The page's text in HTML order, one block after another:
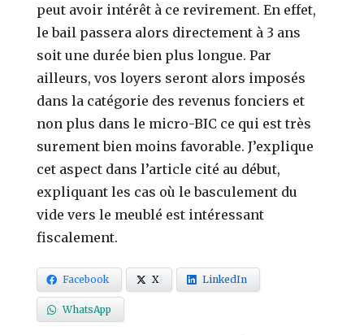
peut avoir intérêt à ce revirement. En effet,
le bail passera alors directement à 3 ans
soit une durée bien plus longue. Par
ailleurs, vos loyers seront alors imposés
dans la catégorie des revenus fonciers et
non plus dans le micro-BIC ce qui est très
surement bien moins favorable. J’explique
cet aspect dans l’article cité au début,
expliquant les cas où le basculement du
vide vers le meublé est intéressant
fiscalement.
Facebook X LinkedIn
WhatsApp